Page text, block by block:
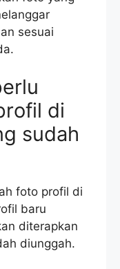
sesuai
di
sudah
foto profil di
baru
diterapkan
diunggah.